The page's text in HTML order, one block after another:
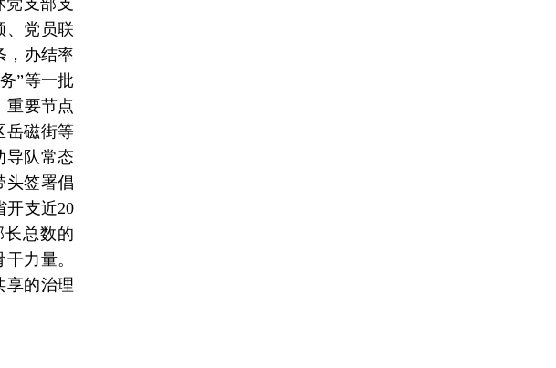
党支部支
、党员联
，办结率
”等一批
重要节点
岳磁街等
导队常态
头签署倡
开支近20
长总数的
力量。
享的治理